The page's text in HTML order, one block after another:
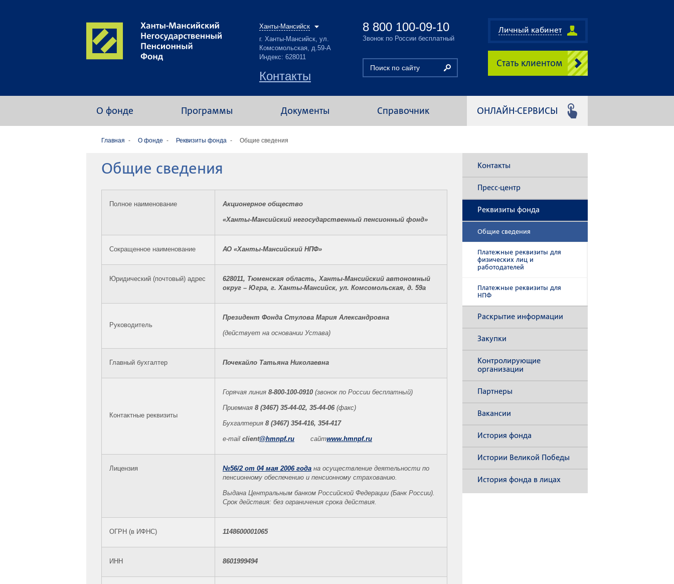
Ханты-Мансийск
г. Ханты-Мансийск, ул.
Комсомольская, д.59-А
Индекс: 628011
Контакты
8 800 100-09-10
Звонок по России бесплатный
Личный кабинет
Стать клиентом
О фонде Программы Документы Справочник ОНЛАЙН-СЕРВИСЫ
Главная О фонде Реквизиты фонда Общие сведения
Общие сведения
Полное наименование Акционерное общество
«Ханты-Мансийский негосударственный пенсионный фонд»
Сокращенное наименование АО «Ханты-Мансийский НПФ»
Юридический (почтовый) адрес
628011, Тюменская область, Ханты-Мансийский автономный
округ – Югра, г. Ханты-Мансийск, ул. Комсомольская, д. 59а
Руководитель
Президент Фонда Стулова Мария Александровна
(действует на основании Устава)
Главный бухгалтер Почекайло Татьяна Николаевна
Контактные реквизиты
Горячая линия 8-800-100-0910 (звонок по России бесплатный)
Приемная 8 (3467) 35-44-02, 35-44-06 (факс)
Бухгалтерия 8 (3467) 354-416, 354-417
e-mail client@hmnpf.ru сайтwww.hmnpf.ru
Лицензия №56/2 от 04 мая 2006 года на осуществление деятельности по
пенсионному обеспечению и пенсионному страхованию.
Выдана Центральным банком Российской Федерации (Банк России).
Срок действия: без ограничения срока действия.
ОГРН (в ИФНС) 1148600001065
ИНН 8601999494
Контакты
Пресс-центр
Реквизиты фонда
Общие сведения
Платежные реквизиты для
физических лиц и
работодателей
Платежные реквизиты для
НПФ
Раскрытие информации
Закупки
Контролирующие
организации
Партнеры
Вакансии
История фонда
Истории Великой Победы
История фонда в лицах